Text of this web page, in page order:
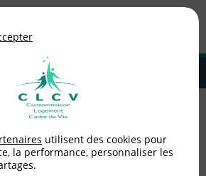
Adhérer à la CLCV
utilisent des cookies pour
la performance, personnaliser les